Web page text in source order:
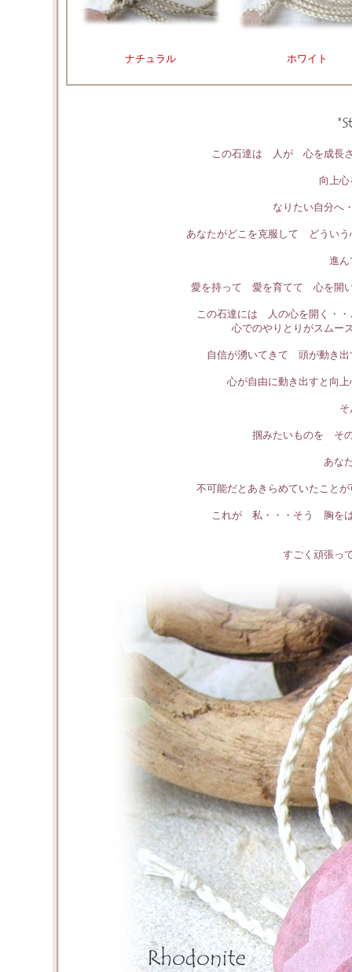
ナチュラル ホワイト
この石達は 人が 心を成長さ
向上
なりたい自分へ
あなたがどこを克服して どうい
進ん
愛を持って 愛を育てて 心を開
この石達には 人の心を開く・
心でのやりとりがスムー
自信が湧いてきて 頭が動き
心が自由に動き出すと向
掴みたいものを そ
あな
不可能だとあきらめていたこと
これが 私・・・そう 胸をは
すごく頑張っ